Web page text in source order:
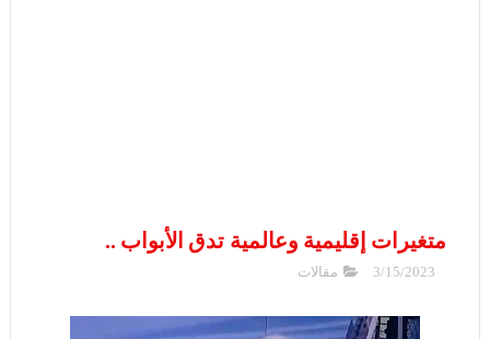
متغيرات إقليمية وعالمية تدق الأبواب ..
3/15/2023 مقالات